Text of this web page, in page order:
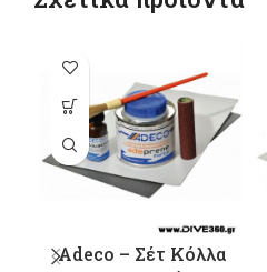
Adeco – Σέτ Κόλλα